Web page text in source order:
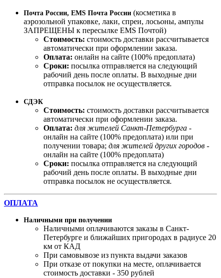
Почта России, EMS Почта России (косметика в
аэрозольной упаковке, лаки, спреи, лосьоны, ампулы
ЗАПРЕЩЕНЫ к пересылке EMS Почтой)
Стоимость: стоимость доставки рассчитывается
автоматически при оформлении заказа.
Оплата: онлайн на сайте (100% предоплата)
Сроки: посылка отправляется на следующий
рабочий день после оплаты. В выходные дни
отправка посылок не осуществляется.
СДЭК
Стоимость: стоимость доставки рассчитывается
автоматически при оформлении заказа.
Оплата: для жителей Санкт-Петербурга -
онлайн на сайте (100% предоплата) или при
получении товара; для жителей других городов -
онлайн на сайте (100% предоплата)
Сроки: посылка отправляется на следующий
рабочий день после оплаты. В выходные дни
отправка посылок не осуществляется.
ОПЛАТА
Наличными при получении
Наличными оплачиваются заказы в Санкт-
Петербурге и ближайших пригородах в радиусе 20
км от КАД
При самовывозе из пункта выдачи заказов
При отказе от покупки на месте, оплачивается
стоимость доставки - 350 рублей